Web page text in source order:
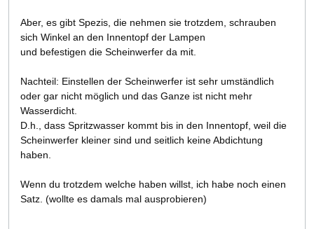
Aber, es gibt Spezis, die nehmen sie trotzdem, schrauben
sich Winkel an den Innentopf der Lampen
und befestigen die Scheinwerfer da mit.
Nachteil: Einstellen der Scheinwerfer ist sehr umständlich
oder gar nicht möglich und das Ganze ist nicht mehr
Wasserdicht.
D.h., dass Spritzwasser kommt bis in den Innentopf, weil die
Scheinwerfer kleiner sind und seitlich keine Abdichtung
haben.
Wenn du trotzdem welche haben willst, ich habe noch einen
Satz. (wollte es damals mal ausprobieren)